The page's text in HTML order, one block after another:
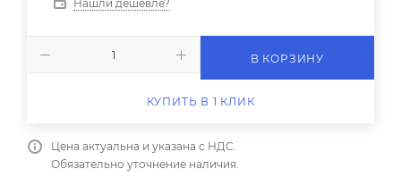
Нашли дешевле?
В КОРЗИНУ
КУПИТЬ В 1 КЛИК
Цена актуальна и указана с НДС.
Обязательно уточнение наличия.